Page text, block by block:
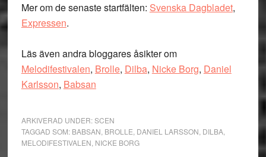
Mer om de senaste startfälten: Svenska Dagbladet,
Expressen.
Läs även andra bloggares åsikter om
Melodifestivalen, Brolle, Dilba, Nicke Borg, Daniel
Karlsson, Babsan
ARKIVERAD UNDER:SCEN
TAGGAD SOM: BABSAN BROLLE DANIEL LARSSON DILBA,
MELODIFESTIVALEN NICKE BORG